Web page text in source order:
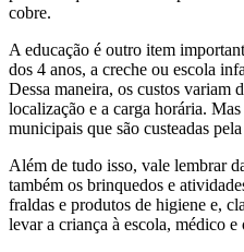
cobre.
A educação é outro item
dos 4 anos, a creche ou escola
Dessa maneira, os custos variam
localização e a carga horária.
municipais que são custeadas
Além de tudo isso, vale lembrar
também os brinquedos e
fraldas e produtos de higiene e,
levar a criança à escola, médico e